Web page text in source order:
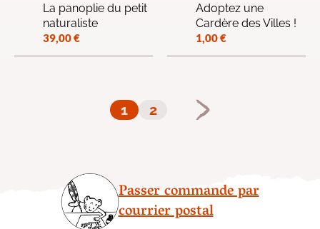
La panoplie du petit
naturaliste
39,00€
Adoptez une
Cardère des Villes !
1,00€
1 2
Passer commande par
courrier postal